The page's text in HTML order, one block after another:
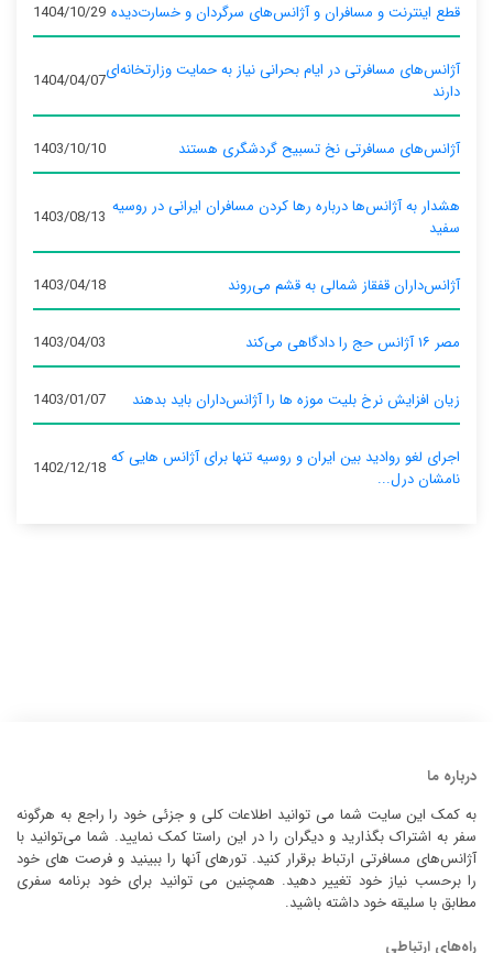
قطع اینترنت و مسافران و آژانس‌های سرگردان و خسارت‌دیده 1404/10/29
آژانس‌های مسافرتی در ایام بحرانی نیاز به حمایت وزارتخانه‌ای
دارند
1404/04/07
آژانس‌های مسافرتی نخ تسبیح گردشگری هستند 1403/10/10
هشدار به آژانس‌ها درباره رها کردن مسافران ایرانی در روسیه
سفید
1403/08/13
آژانس‌داران قفقاز شمالی به قشم می‌روند 1403/04/18
مصر ۱۶ آژانس حج را دادگاهی می‌کند 1403/04/03
زیان افزایش نرخ بلیت موزه ها را آژانس‌داران باید بدهند 1403/01/07
اجرای لغو روادید بین ایران و روسیه تنها برای آژانس‌ هایی که
نامشان درل...
1402/12/18
درباره ما
به کمک این سایت شما می توانید اطلاعات کلی و جزئی خود را راجع به هرگونه
سفر به اشتراک بگذارید و دیگران را در این راستا کمک نمایید. شما می‌توانید با
آژانس‌های مسافرتی ارتباط برقرار کنید. تورهای آنها را ببینید و فرصت های خود
را برحسب نیاز خود تغییر دهید. همچنین می توانید برای خود برنامه سفری
مطابق با سلیقه خود داشته باشید.
راه‌های ارتباطی